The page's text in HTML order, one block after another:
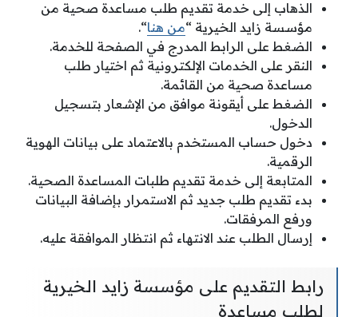
الذهاب إلى خدمة تقديم طلب مساعدة صحية من
مؤسسة زايد الخيرية “من هنا“.
الضغط على الرابط المدرج في الصفحة للخدمة.
النقر على الخدمات الإلكترونية ثم اختيار طلب
مساعدة صحية من القائمة.
الضغط على أيقونة موافق من الإشعار بتسجيل
الدخول.
دخول حساب المستخدم بالاعتماد على بيانات الهوية
الرقمية.
المتابعة إلى خدمة تقديم طلبات المساعدة الصحية.
بدء تقديم طلب جديد ثم الاستمرار بإضافة البيانات
ورفع المرفقات.
إرسال الطلب عند الانتهاء ثم انتظار الموافقة عليه.
رابط التقديم على مؤسسة زايد الخيرية
لطلب مساعدة